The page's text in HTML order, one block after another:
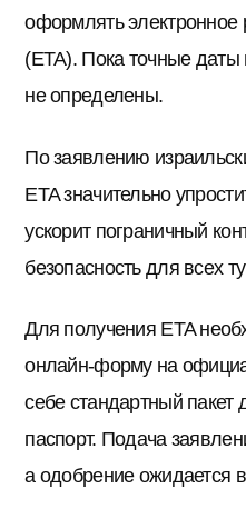
оформлять электронное
(ETA). Пока точные
не определены.
По заявлению
ETA значительно
ускорит пограничный
безопасность для всех
Для получения ETA
онлайн-форму на
себе стандартный пакет
паспорт. Подача
а одобрение ожидается